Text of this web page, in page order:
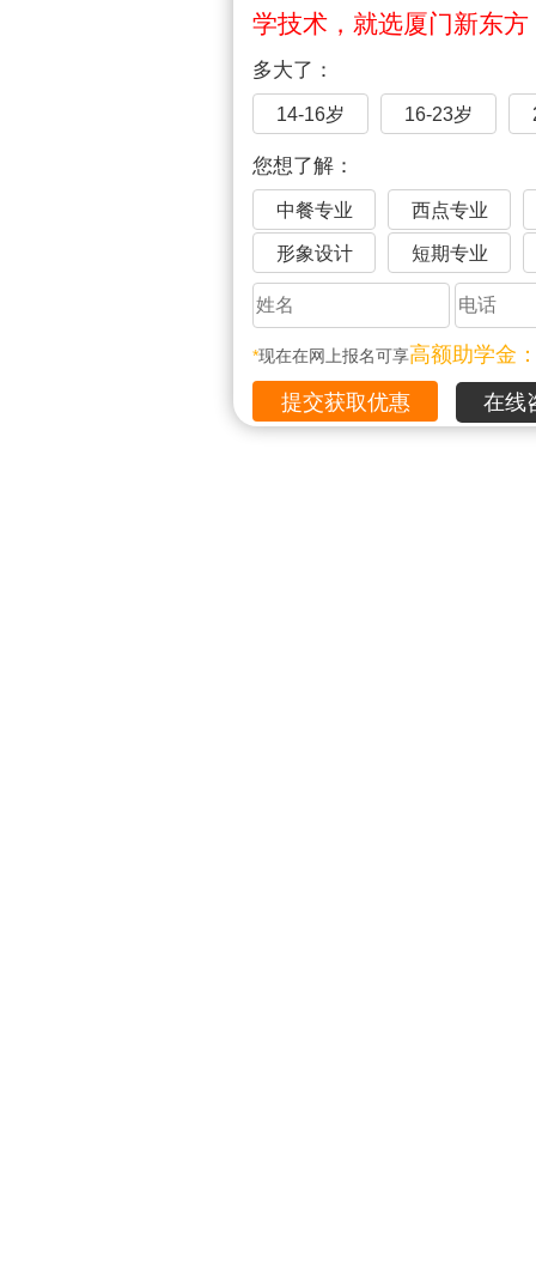
学技术，就选厦门新东方
多大了：
14-16岁 16-23岁
您想了解：
中餐专业 西点专业
形象设计 短期专业
*现在在网上报名可享高额助学金
在线